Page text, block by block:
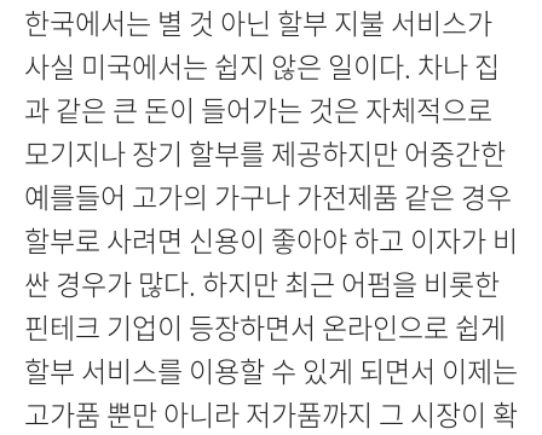
한국에서는 별 것 아닌 할부 지불 서비스가
사실 미국에서는 쉽지 않은 일이다. 차나 집
과 같은 큰 돈이 들어가는 것은 자체적으로
모기지나 장기 할부를 제공하지만 어중간한
예를들어 고가의 가구나 가전제품 같은 경우
할부로 사려면 신용이 좋아야 하고 이자가 비
싼 경우가 많다. 하지만 최근 어펌을 비롯한
핀테크 기업이 등장하면서 온라인으로 쉽게
할부 서비스를 이용할 수 있게 되면서 이제는
고가품 뿐만 아니라 저가품까지 그 시장이 확